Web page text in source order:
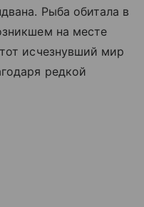
Рыба обитала в
на месте
исчезнувший мир
редкой